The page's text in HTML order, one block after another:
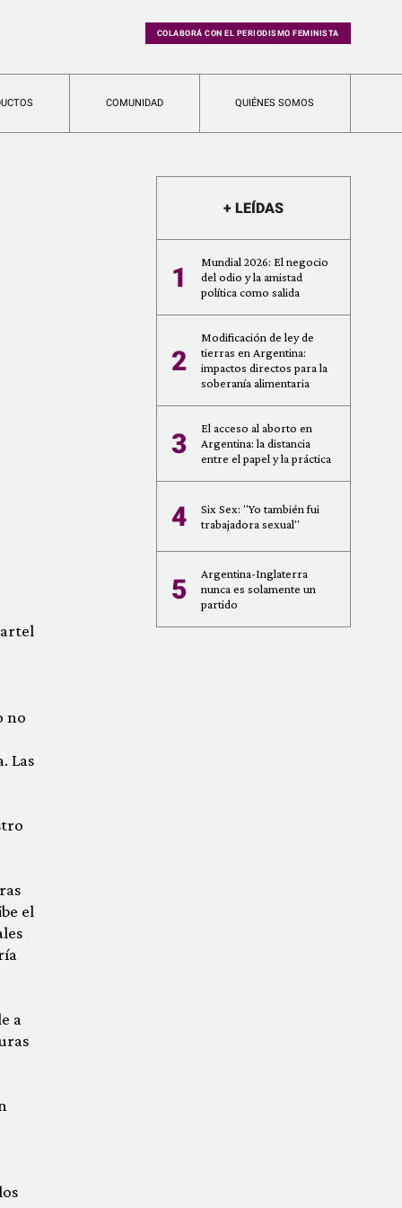
COLABORÁ CON EL PERIODISMO FEMINISTA
COMUNIDAD QUIÉNES SOMOS
no
Las
el
a
+ LEÍDAS
1
Mundial 2026: El negocio
del odio y la amistad
política como salida
2
Modificación de ley de
tierras en Argentina:
impactos directos para la
soberanía alimentaria
3
El acceso al aborto en
Argentina: la distancia
entre el papel y la práctica
4
Six Sex: "Yo también fui
trabajadora sexual"
5
Argentina-Inglaterra
nunca es solamente un
partido